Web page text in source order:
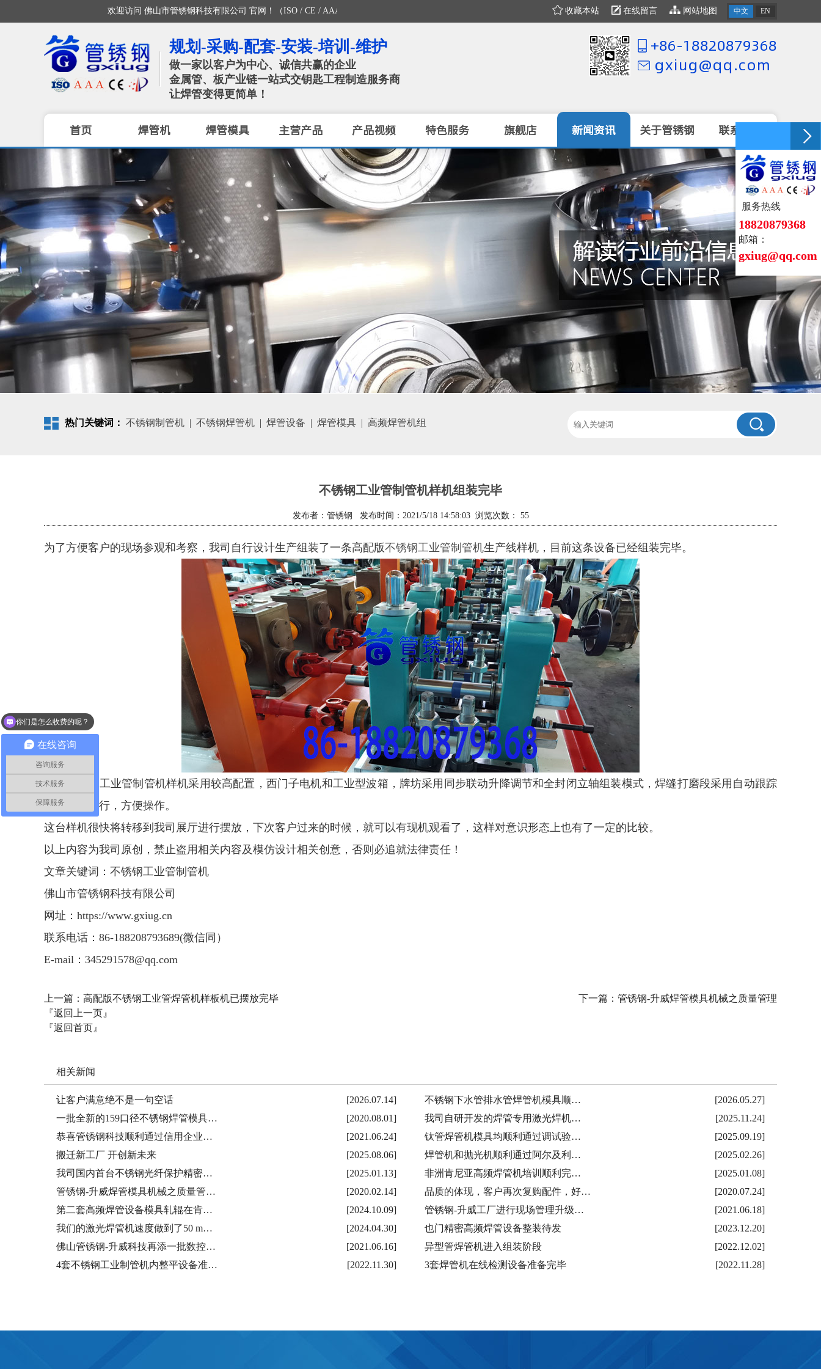
欢迎访问 佛山市管锈钢科技有限公司 官网！（ISO / CE / AAA认证企业） 中文 EN
收藏本站 在线留言 网站地图
规划-采购-配套-安装-培训-维护
做一家以客户为中心、诚信共赢的企业
金属管、板产业链一站式交钥匙工程制造服务商​
让焊管变得更简单！
+86-18820879368
gxiug@qq.com
首页 焊管机 焊管模具 主营产品 产品视频 特色服务 旗舰店 新闻资讯 关于管锈钢 联系我们
热门关键词： 不锈钢制管机 | 不锈钢焊管机 | 焊管设备 | 焊管模具 | 高频焊管机组
不锈钢工业管制管机样机组装完毕
发布者：管锈钢 发布时间：2021/5/18 14:58:03 浏览次数： 55
为了方便客户的现场参观和考察，我司自行设计生产组装了一条高配版不锈钢工业管制管机生产线样机，目前这条设备已经组装完毕。
这台不锈钢工业管制管机样机采用较高配置，西门子电机和工业型波箱，牌坊采用同步联动升降调节和全封闭立轴组装模式，焊缝打磨段采用自动跟踪
打磨方式进行，方便操作。
这台样机很快将转移到我司展厅进行摆放，下次客户过来的时候，就可以有现机观看了，这样对意识形态上也有了一定的比较。
以上内容为我司原创，禁止盗用相关内容及模仿设计相关创意，否则必追就法律责任！
文章关键词：不锈钢工业管制管机
佛山市管锈钢科技有限公司
网址：https://www.gxiug.cn
联系电话：86-188208793689(微信同）
E-mail：345291578@qq.com
上一篇： 高配版不锈钢工业管焊管机样板机已摆放完毕 下一篇： 管锈钢-升威焊管模具机械之质量管理
『返回上一页』
『返回首页』
相关新闻
[2026.07.14]
让客户满意绝不是一句空话 [2026.05.27]
不锈钢下水管排水管焊管机模具顺…
[2020.08.01]
一批全新的159口径不锈钢焊管模具… [2025.11.24]
我司自研开发的焊管专用激光焊机…
[2021.06.24]
恭喜管锈钢科技顺利通过信用企业… [2025.09.19]
钛管焊管机模具均顺利通过调试验…
[2025.08.06]
搬迁新工厂 开创新未来 [2025.02.26]
焊管机和抛光机顺利通过阿尔及利…
[2025.01.13]
我司国内首台不锈钢光纤保护精密… [2025.01.08]
非洲肯尼亚高频焊管机培训顺利完…
[2020.02.14]
管锈钢-升威焊管模具机械之质量管… [2020.07.24]
品质的体现，客户再次复购配件，好…
[2024.10.09]
第二套高频焊管设备模具轧辊在肯… [2021.06.18]
管锈钢-升威工厂进行现场管理升级…
[2024.04.30]
我们的激光焊管机速度做到了50 m… [2023.12.20]
也门精密高频焊管设备整装待发
[2021.06.16]
佛山管锈钢-升威科技再添一批数控… [2022.12.02]
异型管焊管机进入组装阶段
[2022.11.30]
4套不锈钢工业制管机内整平设备准… [2022.11.28]
3套焊管机在线检测设备准备完毕
服务热线
18820879368
邮箱：
在线咨询
咨询服务
技术服务
保障服务
你们是怎么收费的呢？
现在有优惠活动么？